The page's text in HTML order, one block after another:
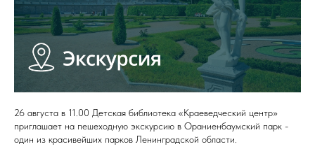
26 августа в 11.00 Детская библиотека «Краеведческий центр»
приглашает на пешеходную экскурсию в Ораниенбаумский парк -
один из красивейших парков Ленинградской области.